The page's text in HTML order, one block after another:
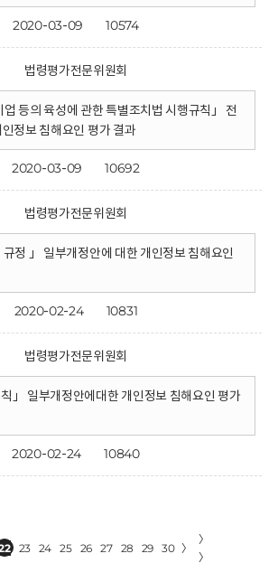
2020-03-09 10574
법령평가전문위원회
업 등의 육성에 관한 특별조치법 시행규칙」 전
정보 침해요인 평가 결과
2020-03-09 10692
법령평가전문위원회
규정 」 일부개정안에 대한 개인정보 침해요인
2020-02-24 10831
법령평가전문위원회
칙」 일부개정안에대한 개인정보 침해요인 평가
2020-02-24 10840
23 24 25 26 27 28 29 30 〉
〉
〉